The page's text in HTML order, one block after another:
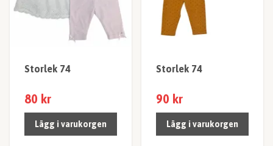
Storlek 74
80 kr
Lägg i varukorgen
Storlek 74
90 kr
Lägg i varukorgen